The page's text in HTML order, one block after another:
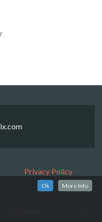
Privacy Policy
How to uninstall ComboFix
Ok More Info